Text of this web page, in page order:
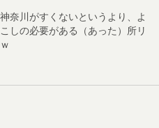
奈川がすくないというより、よ
しの必要がある（あった）所リ